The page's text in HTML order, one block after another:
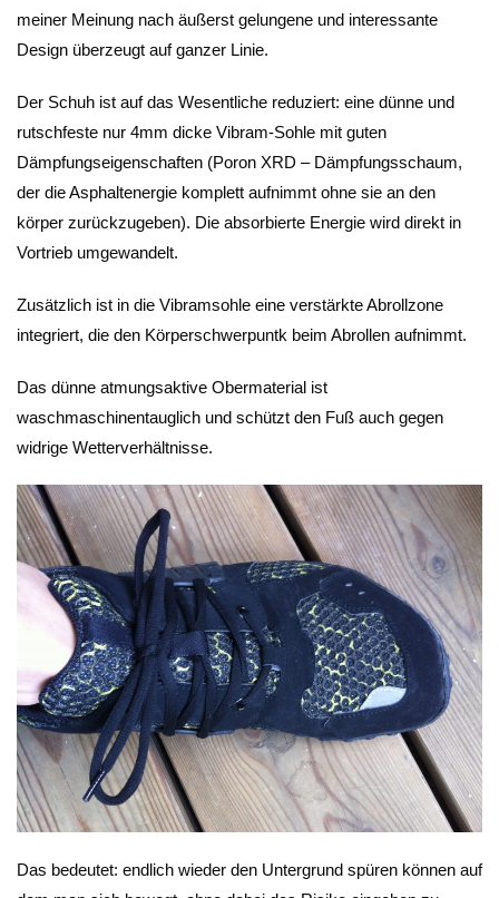
meiner Meinung nach äußerst gelungene und interessante
Design überzeugt auf ganzer Linie.
Der Schuh ist auf das Wesentliche reduziert: eine dünne und
rutschfeste nur 4mm dicke Vibram-Sohle mit guten
Dämpfungseigenschaften (Poron XRD – Dämpfungsschaum,
der die Asphaltenergie komplett aufnimmt ohne sie an den
körper zurückzugeben). Die absorbierte Energie wird direkt in
Vortrieb umgewandelt.
Zusätzlich ist in die Vibramsohle eine verstärkte Abrollzone
integriert, die den Körperschwerpuntk beim Abrollen aufnimmt.
Das dünne atmungsaktive Obermaterial ist
waschmaschinentauglich und schützt den Fuß auch gegen
widrige Wetterverhältnisse.
Das bedeutet: endlich wieder den Untergrund spüren können auf